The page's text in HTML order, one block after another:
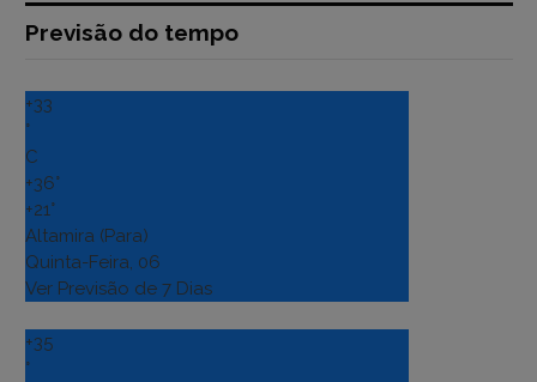
Previsão do tempo
+33
°
C
+36°
+21°
Altamira (Para)
Quinta-Feira, 06
Ver Previsão de 7 Dias
+35
°